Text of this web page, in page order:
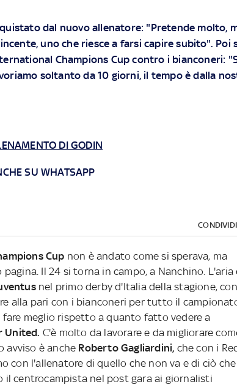
dal nuovo allenatore: "Pretende molto,
uno che riesce a farsi capire subito". Poi
Champions Cup contro i bianconeri:
soltanto da 10 giorni, il tempo è dalla
DI GODIN
SU WHATSAPP
CONDIVIDI
Cup non è andato come si sperava, ma
Il 24 si torna in campo, a Nanchino. L'aria
nel primo derby d'Italia della stagione,
alla pari con i bianconeri per tutto il
meglio rispetto a quanto fatto vedere a
United. C'è molto da lavorare e da migliorare
avviso è anche Roberto Gagliardini, che con i
con l'allenatore di quello che non va e di ciò che
il centrocampista nel post gara ai giornalisti